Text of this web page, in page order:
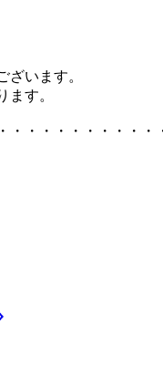
ざいます。
ます。
・・・・・・・・・・